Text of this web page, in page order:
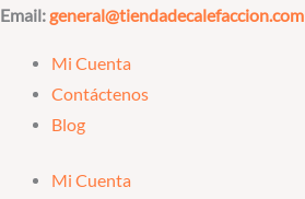
Ir
contenido
Email:general@tiendadecalefaccion.com
Mi Cuenta
Contáctenos
Blog
Mi Cuenta